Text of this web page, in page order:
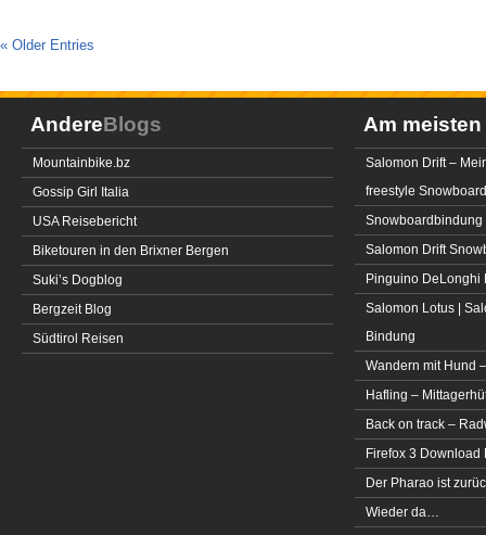
« Older Entries
AndereBlogs
Mountainbike.bz
Gossip Girl Italia
USA Reisebericht
Biketouren in den Brixner Bergen
Suki’s Dogblog
Bergzeit Blog
Südtirol Reisen
Am meisten
Salomon Drift –
freestyle Snowboard
Snowboardbindung
Salomon Drift
Pinguino DeLonghi
Salomon Lotus |
Bindung
Wandern mit Hund
Hafling –
Back on track –
Firefox 3 Download
Der Pharao ist
Wieder da…